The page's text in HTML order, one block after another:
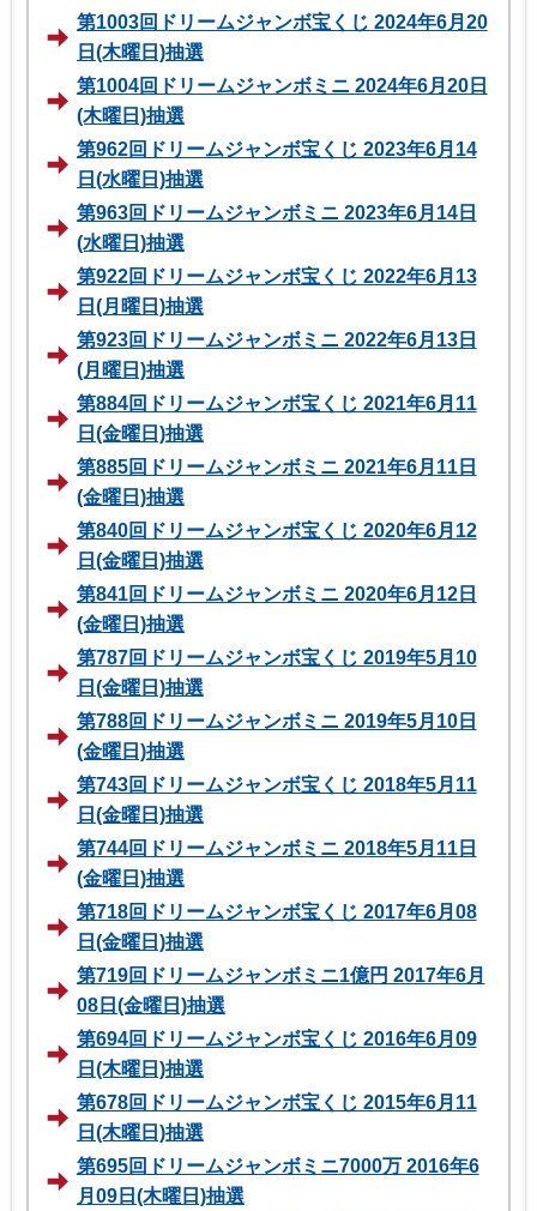
第1003回ドリームジャンボ宝くじ 2024年6月20
日(木曜日)抽選
第1004回ドリームジャンボミニ 2024年6月20日
(木曜日)抽選
第962回ドリームジャンボ宝くじ 2023年6月14
日(水曜日)抽選
第963回ドリームジャンボミニ 2023年6月14日
(水曜日)抽選
第922回ドリームジャンボ宝くじ 2022年6月13
日(月曜日)抽選
第923回ドリームジャンボミニ 2022年6月13日
(月曜日)抽選
第884回ドリームジャンボ宝くじ 2021年6月11
日(金曜日)抽選
第885回ドリームジャンボミニ 2021年6月11日
(金曜日)抽選
第840回ドリームジャンボ宝くじ 2020年6月12
日(金曜日)抽選
第841回ドリームジャンボミニ 2020年6月12日
(金曜日)抽選
第787回ドリームジャンボ宝くじ 2019年5月10
日(金曜日)抽選
第788回ドリームジャンボミニ 2019年5月10日
(金曜日)抽選
第743回ドリームジャンボ宝くじ 2018年5月11
日(金曜日)抽選
第744回ドリームジャンボミニ 2018年5月11日
(金曜日)抽選
第718回ドリームジャンボ宝くじ 2017年6月08
日(金曜日)抽選
第719回ドリームジャンボミニ1億円 2017年6月
08日(金曜日)抽選
第694回ドリームジャンボ宝くじ 2016年6月09
日(木曜日)抽選
第678回ドリームジャンボ宝くじ 2015年6月11
日(木曜日)抽選
第695回ドリームジャンボミニ7000万 2016年6
月09日(木曜日)抽選